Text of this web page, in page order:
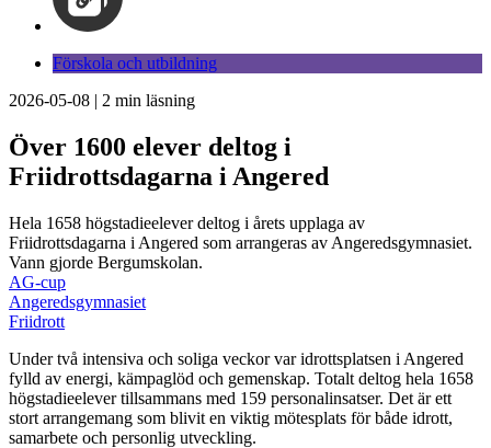
Förskola och utbildning
2026-05-08 | 2 min läsning
Över 1600 elever deltog i
Friidrottsdagarna i Angered
Hela 1658 högstadieelever deltog i årets upplaga av
Friidrottsdagarna i Angered som arrangeras av Angeredsgymnasiet.
Vann gjorde Bergumskolan.
AG-cup
Angeredsgymnasiet
Friidrott
Under två intensiva och soliga veckor var idrottsplatsen i Angered
fylld av energi, kämpaglöd och gemenskap. Totalt deltog hela 1658
högstadieelever tillsammans med 159 personalinsatser. Det är ett
stort arrangemang som blivit en viktig mötesplats för både idrott,
samarbete och personlig utveckling.